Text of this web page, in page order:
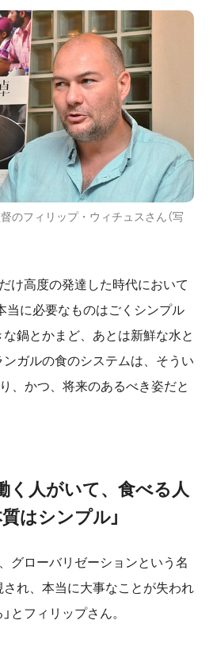
のフィリップ・ウィチュスさん（写
け高度の発達した時代において
当に必要なものはごくシンプル
鍋とかまど、あとは新鮮な水と
ガルの食のシステムは、そうい
、かつ、将来のあるべき姿だと
く人がいて、食べる人
はシンプル」
グローバリゼーションという名
れ、本当に大事なことが失われ
とフィリップさん。